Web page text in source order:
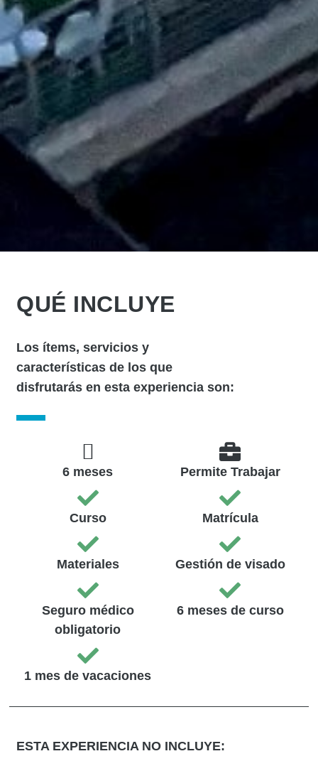
QUÉ INCLUYE
Los ítems, servicios y
características de los que
disfrutarás en esta experiencia son:
6 meses Permite Trabajar
Curso Matrícula
Materiales Gestión de visado
Seguro médico
obligatorio
6 meses de curso
1 mes de vacaciones
ESTA EXPERIENCIA NO INCLUYE: